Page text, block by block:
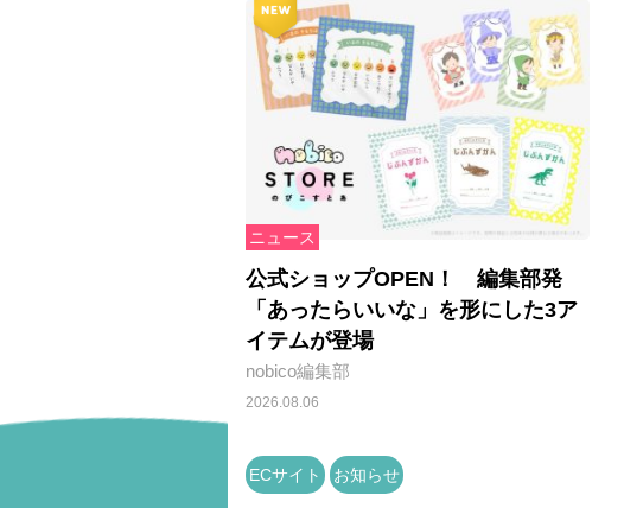
ニュース
公式ショップOPEN！ 編集部発
「あったらいいな」を形にした3ア
イテムが登場
nobico編集部
2026.08.06
ECサイト お知らせ